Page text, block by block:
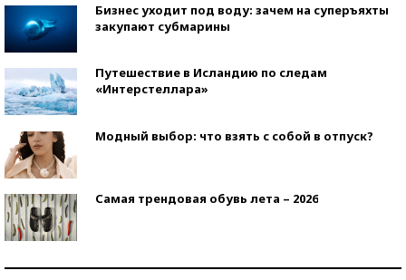
Бизнес уходит под воду: зачем на суперъяхты
закупают субмарины
Путешествие в Исландию по следам
«Интерстеллара»
Модный выбор: что взять с собой в отпуск?
Самая трендовая обувь лета – 2026